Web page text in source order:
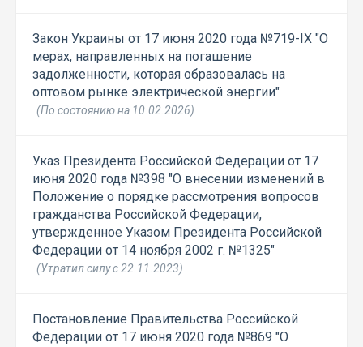
Закон Украины от 17 июня 2020 года №719-IX "О
мерах, направленных на погашение
задолженности, которая образовалась на
оптовом рынке электрической энергии"
(По состоянию на 10.02.2026)
Указ Президента Российской Федерации от 17
июня 2020 года №398 "О внесении изменений в
Положение о порядке рассмотрения вопросов
гражданства Российской Федерации,
утвержденное Указом Президента Российской
Федерации от 14 ноября 2002 г. №1325"
(Утратил силу с 22.11.2023)
Постановление Правительства Российской
Федерации от 17 июня 2020 года №869 "О